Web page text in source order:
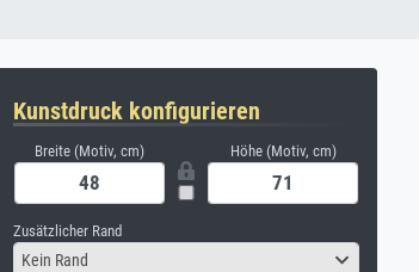
Kunstdruck konfigurieren
Breite (Motiv, cm) Höhe (Motiv, cm)
Zusätzlicher Rand
Kein Rand